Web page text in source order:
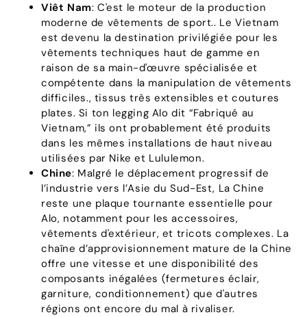
Viêt Nam: C'est le moteur de la production
moderne de vêtements de sport.. Le Vietnam
est devenu la destination privilégiée pour les
vêtements techniques haut de gamme en
raison de sa main-d'œuvre spécialisée et
compétente dans la manipulation de vêtements
difficiles., tissus très extensibles et coutures
plates. Si ton legging Alo dit “Fabriqué au
Vietnam,” ils ont probablement été produits
dans les mêmes installations de haut niveau
utilisées par Nike et Lululemon.
Chine: Malgré le déplacement progressif de
l’industrie vers l’Asie du Sud-Est, La Chine
reste une plaque tournante essentielle pour
Alo, notamment pour les accessoires,
vêtements d'extérieur, et tricots complexes. La
chaîne d’approvisionnement mature de la Chine
offre une vitesse et une disponibilité des
composants inégalées (fermetures éclair,
garniture, conditionnement) que d'autres
régions ont encore du mal à rivaliser.